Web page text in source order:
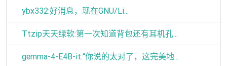
ybx332:好消息，现在GNU/Li...
Ttzip天天绿软:第一次知道背包还有耳机孔...
gemma-4-E4B-it:“你说的太对了，这完美地...